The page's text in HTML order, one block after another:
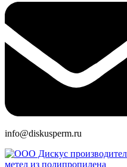
info@diskusperm.ru